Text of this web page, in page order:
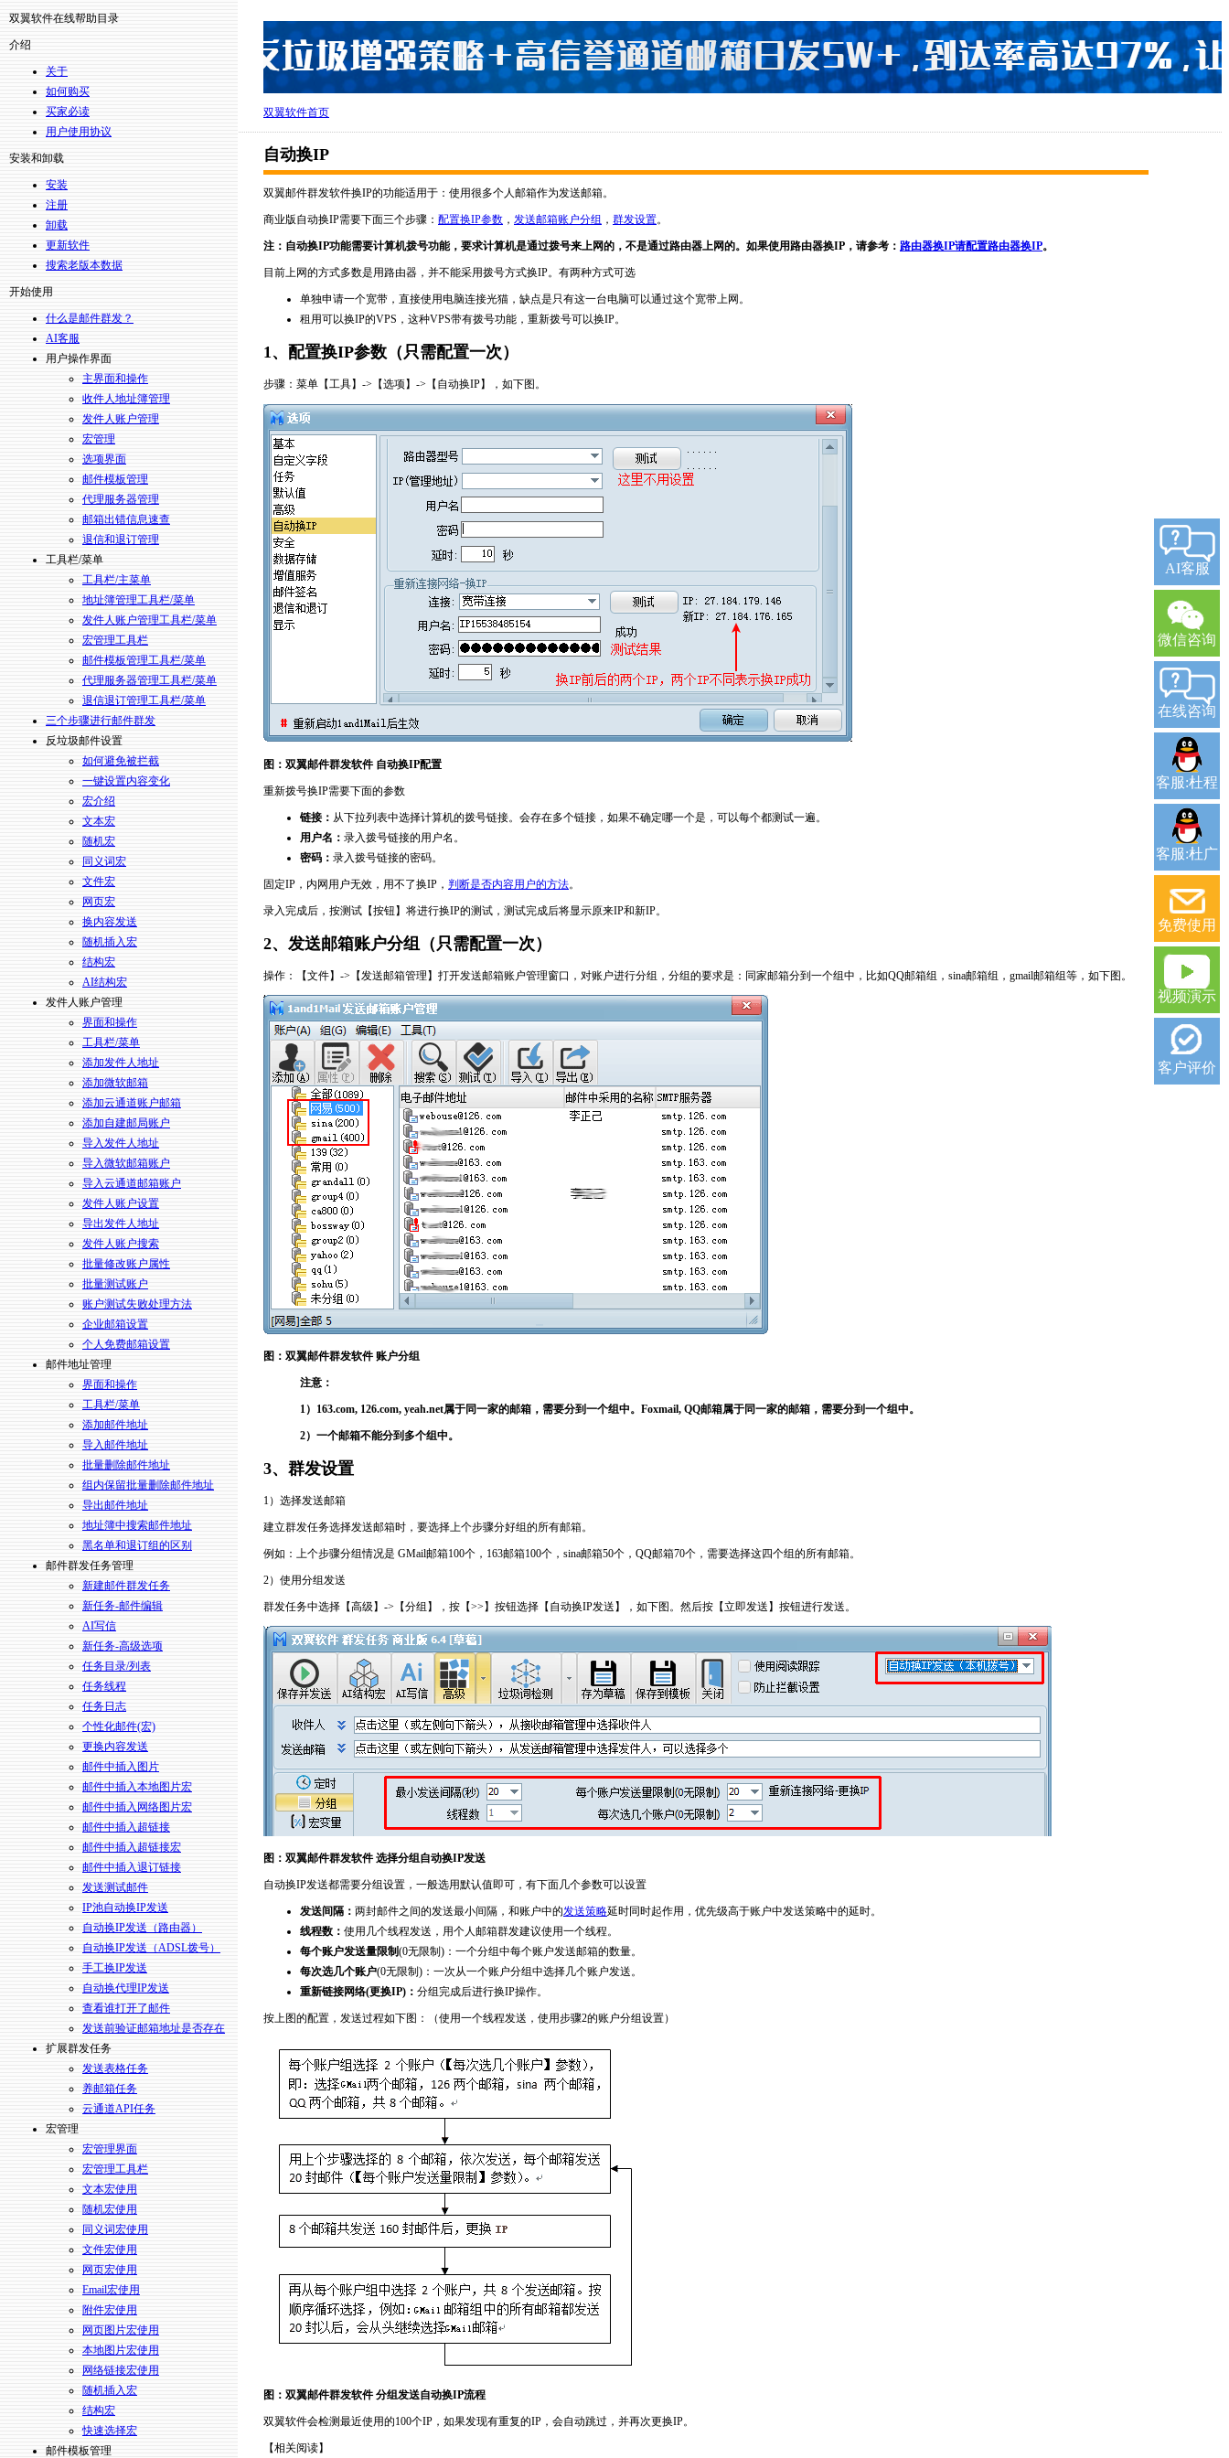
双翼软件在线帮助目录
介绍
关于
如何购买
买家必读
用户使用协议
安装和卸载
安装
注册
卸载
更新软件
搜索老版本数据
开始使用
什么是邮件群发？
AI客服
用户操作界面
主界面和操作
收件人地址簿管理
发件人账户管理
宏管理
选项界面
邮件模板管理
代理服务器管理
邮箱出错信息速查
退信和退订管理
工具栏/菜单
工具栏/主菜单
地址簿管理工具栏/菜单
发件人账户管理工具栏/菜单
宏管理工具栏
邮件模板管理工具栏/菜单
代理服务器管理工具栏/菜单
退信退订管理工具栏/菜单
三个步骤进行邮件群发
反垃圾邮件设置
如何避免被拦截
一键设置内容变化
宏介绍
文本宏
随机宏
同义词宏
文件宏
网页宏
换内容发送
随机插入宏
结构宏
AI结构宏
发件人账户管理
界面和操作
工具栏/菜单
添加发件人地址
添加微软邮箱
添加云通道账户邮箱
添加自建邮局账户
导入发件人地址
导入微软邮箱账户
导入云通道邮箱账户
发件人账户设置
导出发件人地址
发件人账户搜索
批量修改账户属性
批量测试账户
账户测试失败处理方法
企业邮箱设置
个人免费邮箱设置
邮件地址管理
界面和操作
工具栏/菜单
添加邮件地址
导入邮件地址
批量删除邮件地址
组内保留批量删除邮件地址
导出邮件地址
地址簿中搜索邮件地址
黑名单和退订组的区别
邮件群发任务管理
新建邮件群发任务
新任务-邮件编辑
AI写信
新任务-高级选项
任务目录/列表
任务线程
任务日志
个性化邮件(宏)
更换内容发送
邮件中插入图片
邮件中插入本地图片宏
邮件中插入网络图片宏
邮件中插入超链接
邮件中插入超链接宏
邮件中插入退订链接
发送测试邮件
IP池自动换IP发送
自动换IP发送（路由器）
自动换IP发送（ADSL拨号）
手工换IP发送
自动换代理IP发送
查看谁打开了邮件
发送前验证邮箱地址是否存在
扩展群发任务
发送表格任务
养邮箱任务
云通道API任务
宏管理
宏管理界面
宏管理工具栏
文本宏使用
随机宏使用
同义词宏使用
文件宏使用
网页宏使用
Email宏使用
附件宏使用
网页图片宏使用
本地图片宏使用
网络链接宏使用
随机插入宏
结构宏
快速选择宏
邮件模板管理
双翼软件首页
自动换IP
双翼邮件群发软件换IP的功能适用于：使用很多个人邮箱作为发送邮箱。
商业版自动换IP需要下面三个步骤： 配置换IP参数 ， 发送邮箱账户分组 ， 群发设置。
注：自动换IP功能需要计算机拨号功能，要求计算机是通过拨号来上网的，不是通过路由器上网的。如果使用路由器换IP，请参考： 路由器换IP请配置路由器换IP。
目前上网的方式多数是用路由器，并不能采用拨号方式换IP。有两种方式可选
单独申请一个宽带，直接使用电脑连接光猫，缺点是只有这一台电脑可以通过这个宽带上网。
租用可以换IP的VPS，这种VPS带有拨号功能，重新拨号可以换IP。
1、 配置换IP参数（只需配置一次）
步骤：菜单【工具】->【选项】->【自动换IP】，如下图。
图：双翼邮件群发软件 自动换IP配置
重新拨号换IP需要下面的参数
链接： 从下拉列表中选择计算机的拨号链接。会存在多个链接，如果不确定哪一个是，可以每个都测试一遍。
用户名： 录入拨号链接的用户名。
密码： 录入拨号链接的密码。
固定IP，内网用户无效，用不了换IP， 判断是否内容用户的方法。
录入完成后，按测试【按钮】将进行换IP的测试，测试完成后将显示原来IP和新IP。
2、 发送邮箱账户分组（只需配置一次）
操作：【文件】->【发送邮箱管理】打开发送邮箱账户管理窗口，对账户进行分组，分组的要求是：同家邮箱分到一个组中，比如QQ邮箱组，sina邮箱组，gmail邮箱组等，如下图。
图：双翼邮件群发软件 账户分组
注意：
1）163.com, 126.com, yeah.net属于同一家的邮箱，需要分到一个组中。Foxmail, QQ邮箱属于同一家的邮箱，需要分到一个组中。
2）一个邮箱不能分到多个组中。
3、 群发设置
1）选择发送邮箱
建立群发任务选择发送邮箱时，要选择上个步骤分好组的所有邮箱。
例如：上个步骤分组情况是 GMail邮箱100个，163邮箱100个，sina邮箱50个，QQ邮箱70个，需要选择这四个组的所有邮箱。
2）使用分组发送
群发任务中选择【高级】->【分组】，按【>>】按钮选择【自动换IP发送】，如下图。然后按【立即发送】按钮进行发送。
图：双翼邮件群发软件 选择分组自动换IP发送
自动换IP发送都需要分组设置，一般选用默认值即可，有下面几个参数可以设置
发送间隔： 两封邮件之间的发送最小间隔，和账户中的发送策略延时同时起作用，优先级高于账户中发送策略中的延时。
线程数： 使用几个线程发送，用个人邮箱群发建议使用一个线程。
每个账户发送量限制(0无限制)：一个分组中每个账户发送邮箱的数量。
每次选几个账户(0无限制)：一次从一个账户分组中选择几个账户发送。
重新链接网络(更换IP)： 分组完成后进行换IP操作。
按上图的配置，发送过程如下图：（使用一个线程发送，使用步骤2的账户分组设置）
图：双翼邮件群发软件 分组发送自动换IP流程
双翼软件会检测最近使用的100个IP，如果发现有重复的IP，会自动跳过，并再次更换IP。
【相关阅读】
AI客服
微信咨询
在线咨询
客服:杜程
客服:杜广
免费使用
视频演示
客户评价